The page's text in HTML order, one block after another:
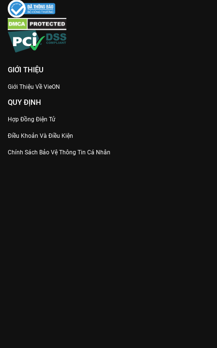
GIỚI THIỆU
Giới Thiệu Về VieON
QUY ĐỊNH
Hợp Đồng Điện Tử
Điều Khoản Và Điều Kiện
Chính Sách Bảo Vệ Thông Tin Cá Nhân